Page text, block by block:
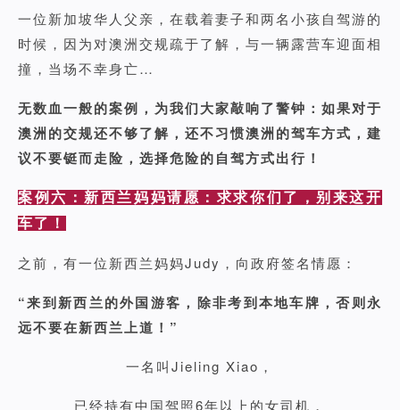
一位新加坡华人父亲，在载着妻子和两名小孩自驾游的
时候，因为对澳洲交规疏于了解，与一辆露营车迎面相
撞，当场不幸身亡…
无数血一般的案例，为我们大家敲响了警钟：如果对于
澳洲的交规还不够了解，还不习惯澳洲的驾车方式，建
议不要铤而走险，选择危险的自驾方式出行！
案例六：新西兰妈妈请愿：求求你们了，别来这开
车了！
之前，有一位新西兰妈妈Judy，向政府签名情愿：
“来到新西兰的外国游客，除非考到本地车牌，否则永
远不要在新西兰上道！”
一名叫Jieling Xiao，
已经持有中国驾照6年以上的女司机，